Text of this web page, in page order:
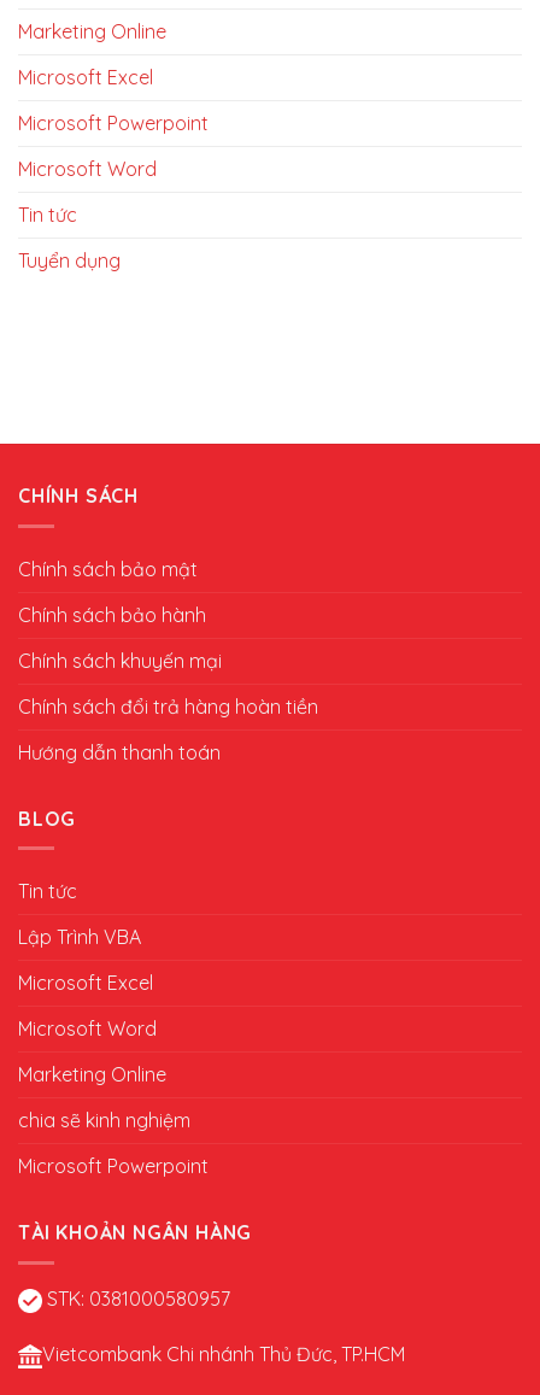
Marketing Online
Microsoft Excel
Microsoft Powerpoint
Microsoft Word
Tin tức
Tuyển dụng
CHÍNH SÁCH
Chính sách bảo mật
Chính sách bảo hành
Chính sách khuyến mại
Chính sách đổi trả hàng hoàn tiền
Hướng dẫn thanh toán
BLOG
Tin tức
Lập Trình VBA
Microsoft Excel
Microsoft Word
Marketing Online
chia sẽ kinh nghiệm
Microsoft Powerpoint
TÀI KHOẢN NGÂN HÀNG
STK: 0381000580957
Vietcombank Chi nhánh Thủ Đức, TP.HCM